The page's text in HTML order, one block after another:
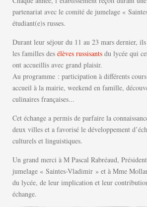
partenariat avec le comité de jumelage «
étudiant(e)s russes.
Durant leur séjour du 11 au 23 mars dernier, ils
les familles des élèves russisants du lycée qui
ont accueillis avec grand plaisir.
Au programme : participation à différents
accueil à la mairie, weekend en famille,
culinaires françaises...
Cet échange a permis de parfaire la
deux villes et a favorisé le développement
culturels et linguistiques.
Un grand merci à M Pascal Rabréaud,
jumelage « Saintes-Vladimir » et à Mme
du lycée, de leur implication et leur
échange.